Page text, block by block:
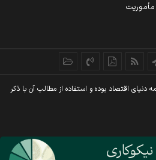
مأموریت
دنيای اقتصاد بوده و استفاده از مطالب آن با ذکر